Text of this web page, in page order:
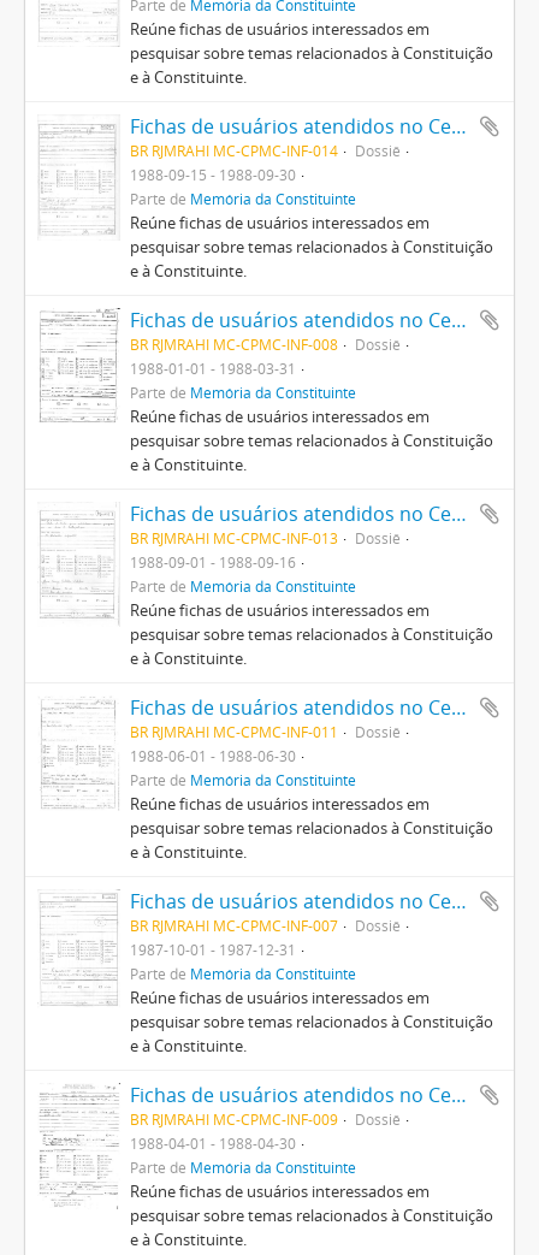
Parte de Memória da Constituinte
Reúne fichas de usuários interessados em
pesquisar sobre temas relacionados à Constituição
e à Constituinte.
Fichas de usuários atendidos no Centro Pró-Memória da Constituinte
BR RJMRAHI MC-CPMC-INF-014
Dossiê
1988-09-15 - 1988-09-30
Parte de Memória da Constituinte
Reúne fichas de usuários interessados em
pesquisar sobre temas relacionados à Constituição
e à Constituinte.
Fichas de usuários atendidos no Centro Pró-Memória da Constituinte
BR RJMRAHI MC-CPMC-INF-008
Dossiê
1988-01-01 - 1988-03-31
Parte de Memória da Constituinte
Reúne fichas de usuários interessados em
pesquisar sobre temas relacionados à Constituição
e à Constituinte.
Fichas de usuários atendidos no Centro Pró-Memória da Constituinte
BR RJMRAHI MC-CPMC-INF-013
Dossiê
1988-09-01 - 1988-09-16
Parte de Memória da Constituinte
Reúne fichas de usuários interessados em
pesquisar sobre temas relacionados à Constituição
e à Constituinte.
Fichas de usuários atendidos no Centro Pró-Memória da Constituinte
BR RJMRAHI MC-CPMC-INF-011
Dossiê
1988-06-01 - 1988-06-30
Parte de Memória da Constituinte
Reúne fichas de usuários interessados em
pesquisar sobre temas relacionados à Constituição
e à Constituinte.
Fichas de usuários atendidos no Centro Pró-Memória da Constituinte
BR RJMRAHI MC-CPMC-INF-007
Dossiê
1987-10-01 - 1987-12-31
Parte de Memória da Constituinte
Reúne fichas de usuários interessados em
pesquisar sobre temas relacionados à Constituição
e à Constituinte.
Fichas de usuários atendidos no Centro Pró-Memória da Constituinte
BR RJMRAHI MC-CPMC-INF-009
Dossiê
1988-04-01 - 1988-04-30
Parte de Memória da Constituinte
Reúne fichas de usuários interessados em
pesquisar sobre temas relacionados à Constituição
e à Constituinte.